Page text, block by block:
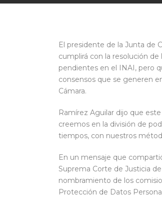
El presidente de la Junta de
cumplirá con la resolución
pendientes en el INAI, pero
consensos que se generen
Cámara.
Ramírez Aguilar dijo que
creemos en la división de
tiempos, con nuestros
En un mensaje que
Suprema Corte de Justicia
nombramiento de los
Protección de Datos